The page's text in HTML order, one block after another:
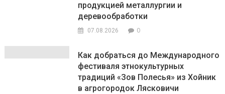
продукцией металлургии и
деревообработки
07.08.2026 0
Как добраться до Международного
фестиваля этнокультурных
традиций «Зов Полесья» из Хойник
в агрогородок Лясковичи